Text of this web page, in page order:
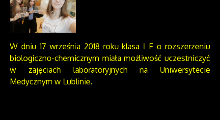
W dniu 17 września 2018 roku klasa I F o rozszerzeniu
biologiczno-chemicznym miała możliwość uczestniczyć
w zajęciach laboratoryjnych na Uniwersytecie
Medycznym w Lublinie.